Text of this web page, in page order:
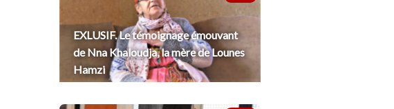
EXLUSIF. Le témoignage émouvant
de Nna Khaloudja, la mère de Lounes
Hamzi